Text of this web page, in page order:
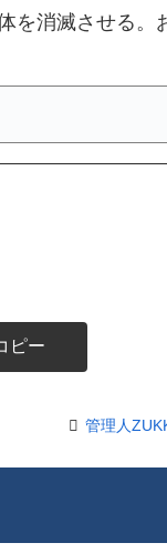
を消滅させる。
ピー
管理人